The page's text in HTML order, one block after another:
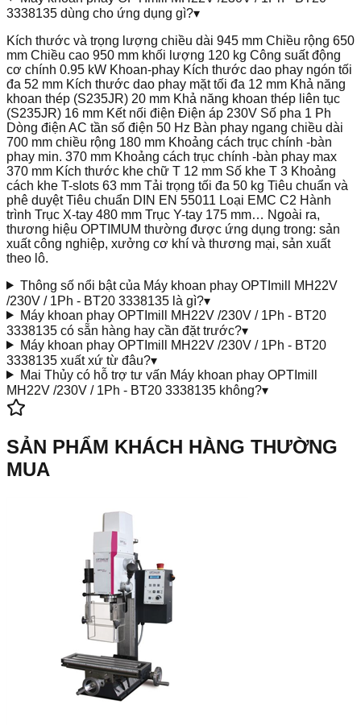
3338135 dùng cho ứng dụng gì?▾
Kích thước và trọng lượng chiều dài 945 mm Chiều rộng 650
mm Chiều cao 950 mm khối lượng 120 kg Công suất động
cơ chính 0.95 kW Khoan-phay Kích thước dao phay ngón tối
đa 52 mm Kích thước dao phay mặt tối đa 12 mm Khả năng
khoan thép (S235JR) 20 mm Khả năng khoan thép liên tục
(S235JR) 16 mm Kết nối điện Điện áp 230V Số pha 1 Ph
Dòng điện AC tần số điện 50 Hz Bàn phay ngang chiều dài
700 mm chiều rộng 180 mm Khoảng cách trục chính -bàn
phay min. 370 mm Khoảng cách trục chính -bàn phay max
370 mm Kích thước khe chữ T 12 mm Số khe T 3 Khoảng
cách khe T-slots 63 mm Tải trọng tối đa 50 kg Tiêu chuẩn và
phê duyệt Tiêu chuẩn DIN EN 55011 Loại EMC C2 Hành
trình Trục X-tay 480 mm Trục Y-tay 175 mm… Ngoài ra,
thương hiệu OPTIMUM thường được ứng dụng trong: sản
xuất công nghiệp, xưởng cơ khí và thương mại, sản xuất
theo lô.
Thông số nổi bật của Máy khoan phay OPTImill MH22V
/230V / 1Ph - BT20 3338135 là gì?▾
Máy khoan phay OPTImill MH22V /230V / 1Ph - BT20
3338135 có sẵn hàng hay cần đặt trước?▾
Máy khoan phay OPTImill MH22V /230V / 1Ph - BT20
3338135 xuất xứ từ đâu?▾
Mai Thủy có hỗ trợ tư vấn Máy khoan phay OPTImill
MH22V /230V / 1Ph - BT20 3338135 không?▾
SẢN PHẨM KHÁCH HÀNG THƯỜNG
MUA